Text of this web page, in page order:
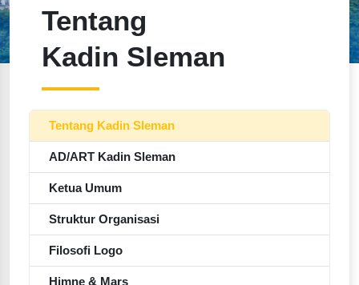
Tentang
Kadin Sleman
Tentang Kadin Sleman
AD/ART Kadin Sleman
Ketua Umum
Struktur Organisasi
Filosofi Logo
Himne & Mars